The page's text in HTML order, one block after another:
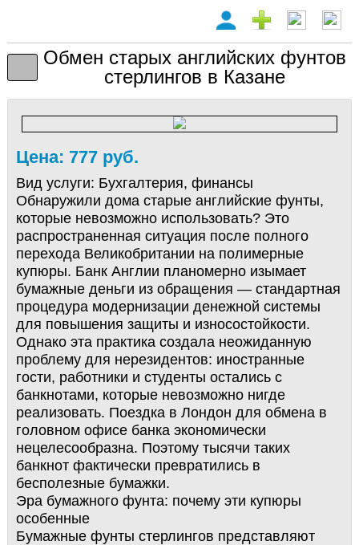
Обмен старых английских фунтов
стерлингов в Казане
Цена: 777 руб.
Вид услуги: Бухгалтерия, финансы
Обнаружили дома старые английские фунты,
которые невозможно использовать? Это
распространенная ситуация после полного
перехода Великобритании на полимерные
купюры. Банк Англии планомерно изымает
бумажные деньги из обращения — стандартная
процедура модернизации денежной системы
для повышения защиты и износостойкости.
Однако эта практика создала неожиданную
проблему для нерезидентов: иностранные
гости, работники и студенты остались с
банкнотами, которые невозможно нигде
реализовать. Поездка в Лондон для обмена в
головном офисе банка экономически
нецелесообразна. Поэтому тысячи таких
банкнот фактически превратились в
бесполезные бумажки.
Эра бумажного фунта: почему эти купюры
особенные
Бумажные фунты стерлингов представляют